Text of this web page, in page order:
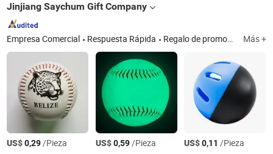
Jinjiang Saychum Gift Company
Empresa Comercial Respuesta Rápida Regalo de promoción, llavero, correa de distribución, regalo deportivo, gusano, reductor, polea, regalo de tenis, regalo de pickleball Más +
US$0,29/Pieza US$0,59/Pieza US$0,11 /Pieza